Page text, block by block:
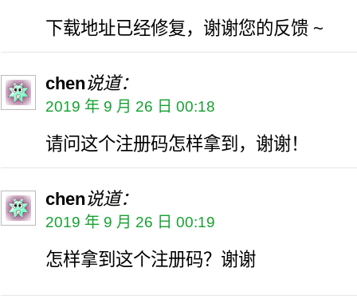
下载地址已经修复，谢谢您的反馈 ~
chen说道：
2019 年 9 月 26 日 00:18
请问这个注册码怎样拿到，谢谢！
chen说道：
2019 年 9 月 26 日 00:19
怎样拿到这个注册码？谢谢